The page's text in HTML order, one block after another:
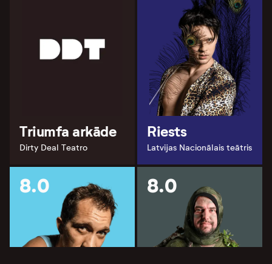
Triumfa arkāde
Dirty Deal Teatro
Riests
Latvijas Nacionālais teātris
8.0 8.0